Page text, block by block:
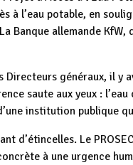
à l’eau potable, en
Banque allemande
Directeurs généraux, il y
saute aux yeux :
institution publique
d’étincelles. Le
à une urgence